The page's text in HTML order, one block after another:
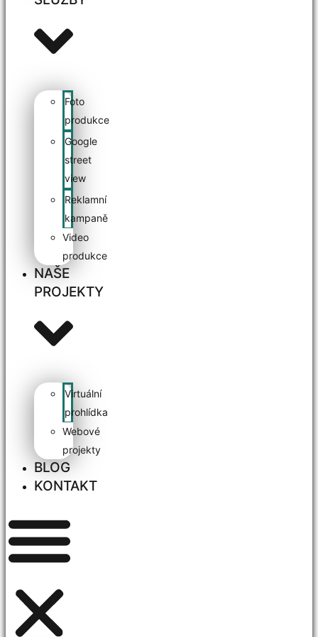
Foto
produkce
Google
street
view
Reklamní
kampaně
Video
produkce
NAŠE
PROJEKTY
Virtuální
prohlídka
Webové
projekty
BLOG
KONTAKT